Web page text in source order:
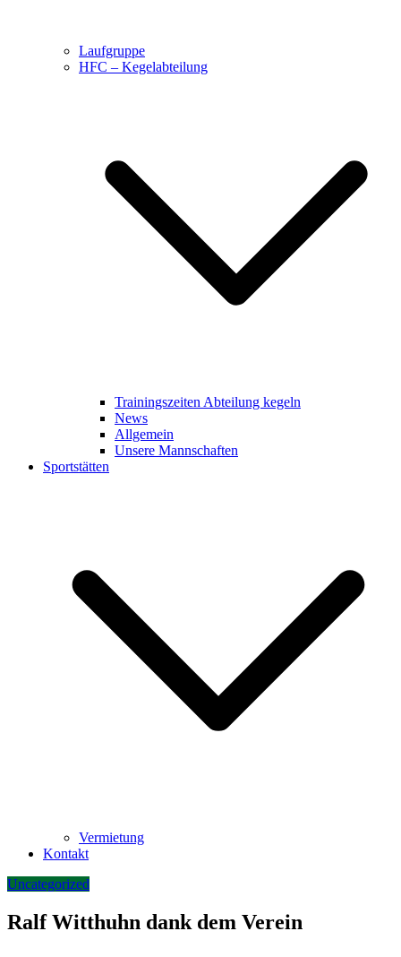
Laufgruppe
HFC – Kegelabteilung
Trainingszeiten Abteilung kegeln
News
Allgemein
Unsere Mannschaften
Sportstätten
Vermietung
Kontakt
Uncategorized
Ralf Witthuhn dank dem Verein